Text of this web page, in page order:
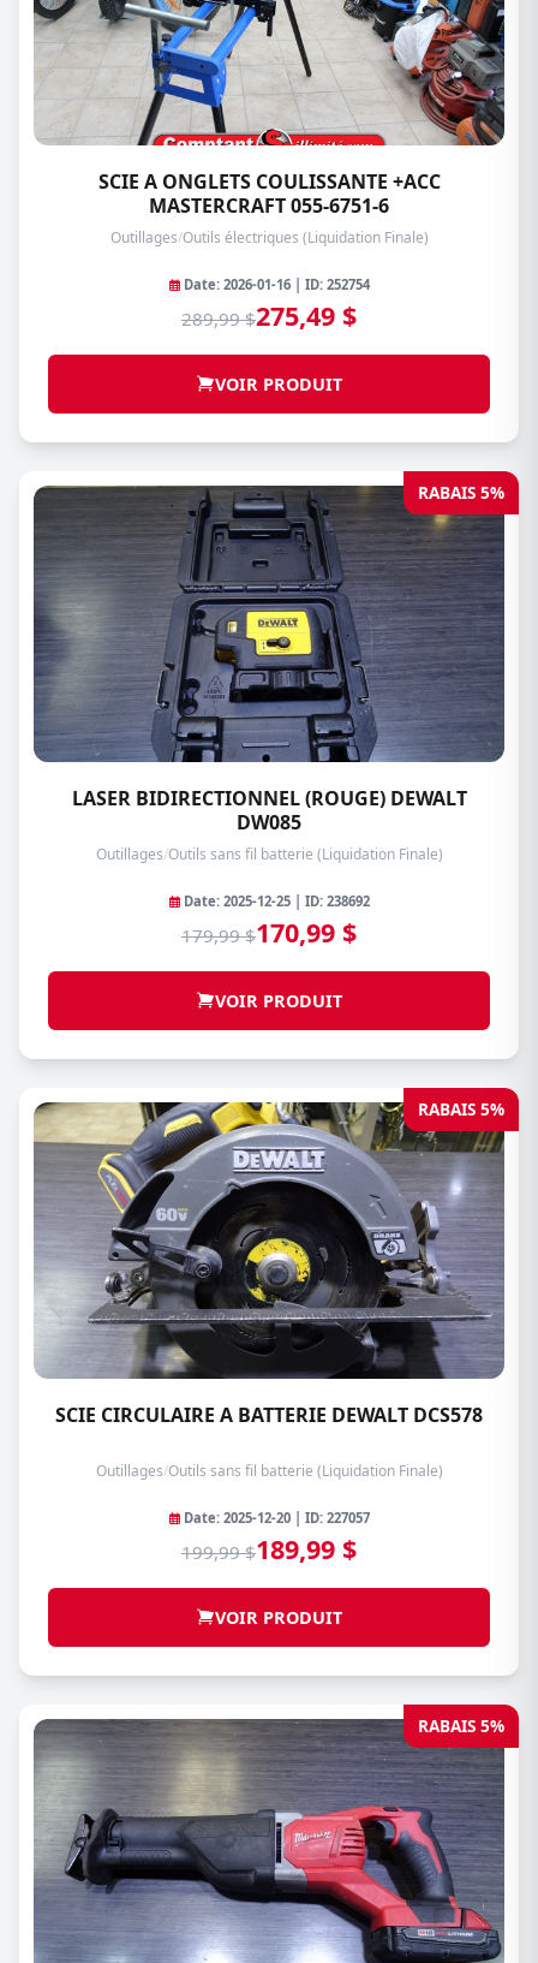
SCIE A ONGLETS COULISSANTE +ACC
MASTERCRAFT 055-6751-6
Outillages/Outils électriques (Liquidation Finale)
Date: 2026-01-16 | ID: 252754
289,99 $275,49 $
VOIR PRODUIT
RABAIS 5%
LASER BIDIRECTIONNEL (ROUGE) DEWALT
DW085
Outillages/Outils sans fil batterie (Liquidation Finale)
Date: 2025-12-25 | ID: 238692
179,99 $170,99 $
VOIR PRODUIT
RABAIS 5%
SCIE CIRCULAIRE A BATTERIE DEWALT DCS578
Outillages/Outils sans fil batterie (Liquidation Finale)
Date: 2025-12-20 | ID: 227057
199,99 $189,99 $
VOIR PRODUIT
RABAIS 5%